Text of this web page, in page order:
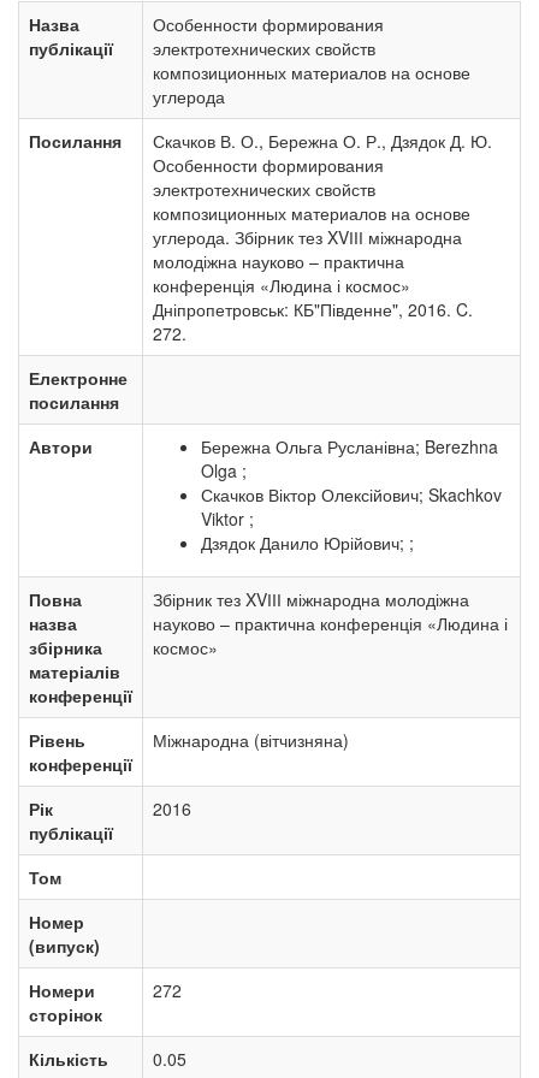
Назва
публікації
Особенности формирования
электротехнических свойств
композиционных материалов на основе
углерода
Посилання
Скачков В. О., Бережна О. Р., Дзядок Д. Ю.
Особенности формирования
электротехнических свойств
композиционных материалов на основе
углерода. Збірник тез XVІІІ міжнародна
молодіжна науково – практична
конференція «Людина і космос»
Дніпропетровськ: КБ"Південне", 2016. C.
272.
Електронне
посилання
Автори
Бережна Ольга Русланівна; Berezhna
Olga ;
Скачков Віктор Олексійович; Skachkov
Viktor ;
Дзядок Данило Юрійович; ;
Повна
назва
збірника
матеріалів
конференції
Збірник тез XVІІІ міжнародна молодіжна
науково – практична конференція «Людина і
космос»
Рівень
конференції
Міжнародна (вітчизняна)
Рік
публікації
2016
Том
Номер
(випуск)
Номери
сторінок
272
Кількість
0.05